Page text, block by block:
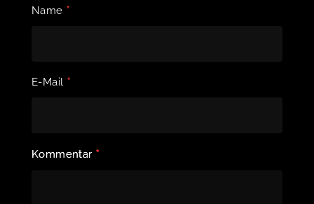
Name *
E-Mail *
Kommentar *